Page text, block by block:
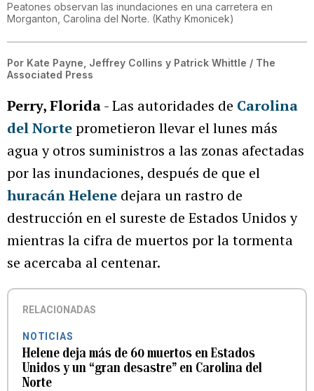
Peatones observan las inundaciones en una carretera en
Morganton, Carolina del Norte. (Kathy Kmonicek)
Por Kate Payne, Jeffrey Collins y Patrick Whittle / The
Associated Press
Perry, Florida- Las autoridades de Carolina
del Norteprometieron llevar el lunes más
agua y otros suministros a las zonas afectadas
por las inundaciones, después de que el
huracán Helene dejara un rastro de
destrucción en el sureste de Estados Unidos y
mientras la cifra de muertos por la tormenta
se acercaba al centenar.
RELACIONADAS
NOTICIAS
Helene deja más de 60 muertos en Estados
Unidos y un “gran desastre” en Carolina del
Norte